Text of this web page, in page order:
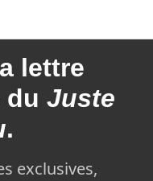
lettre
du Juste
.
exclusives,